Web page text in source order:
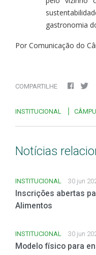
gastronomia
Por Comunicação do
COMPARTILHE
INSTITUCIONAL
Notícias
INSTITUCIONAL 30 jun
Inscrições abertas
Alimentos
INSTITUCIONAL 30 jun
Modelo físico para